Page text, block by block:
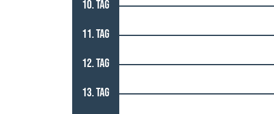
10. TAG
11. TAG
12. TAG
13. TAG